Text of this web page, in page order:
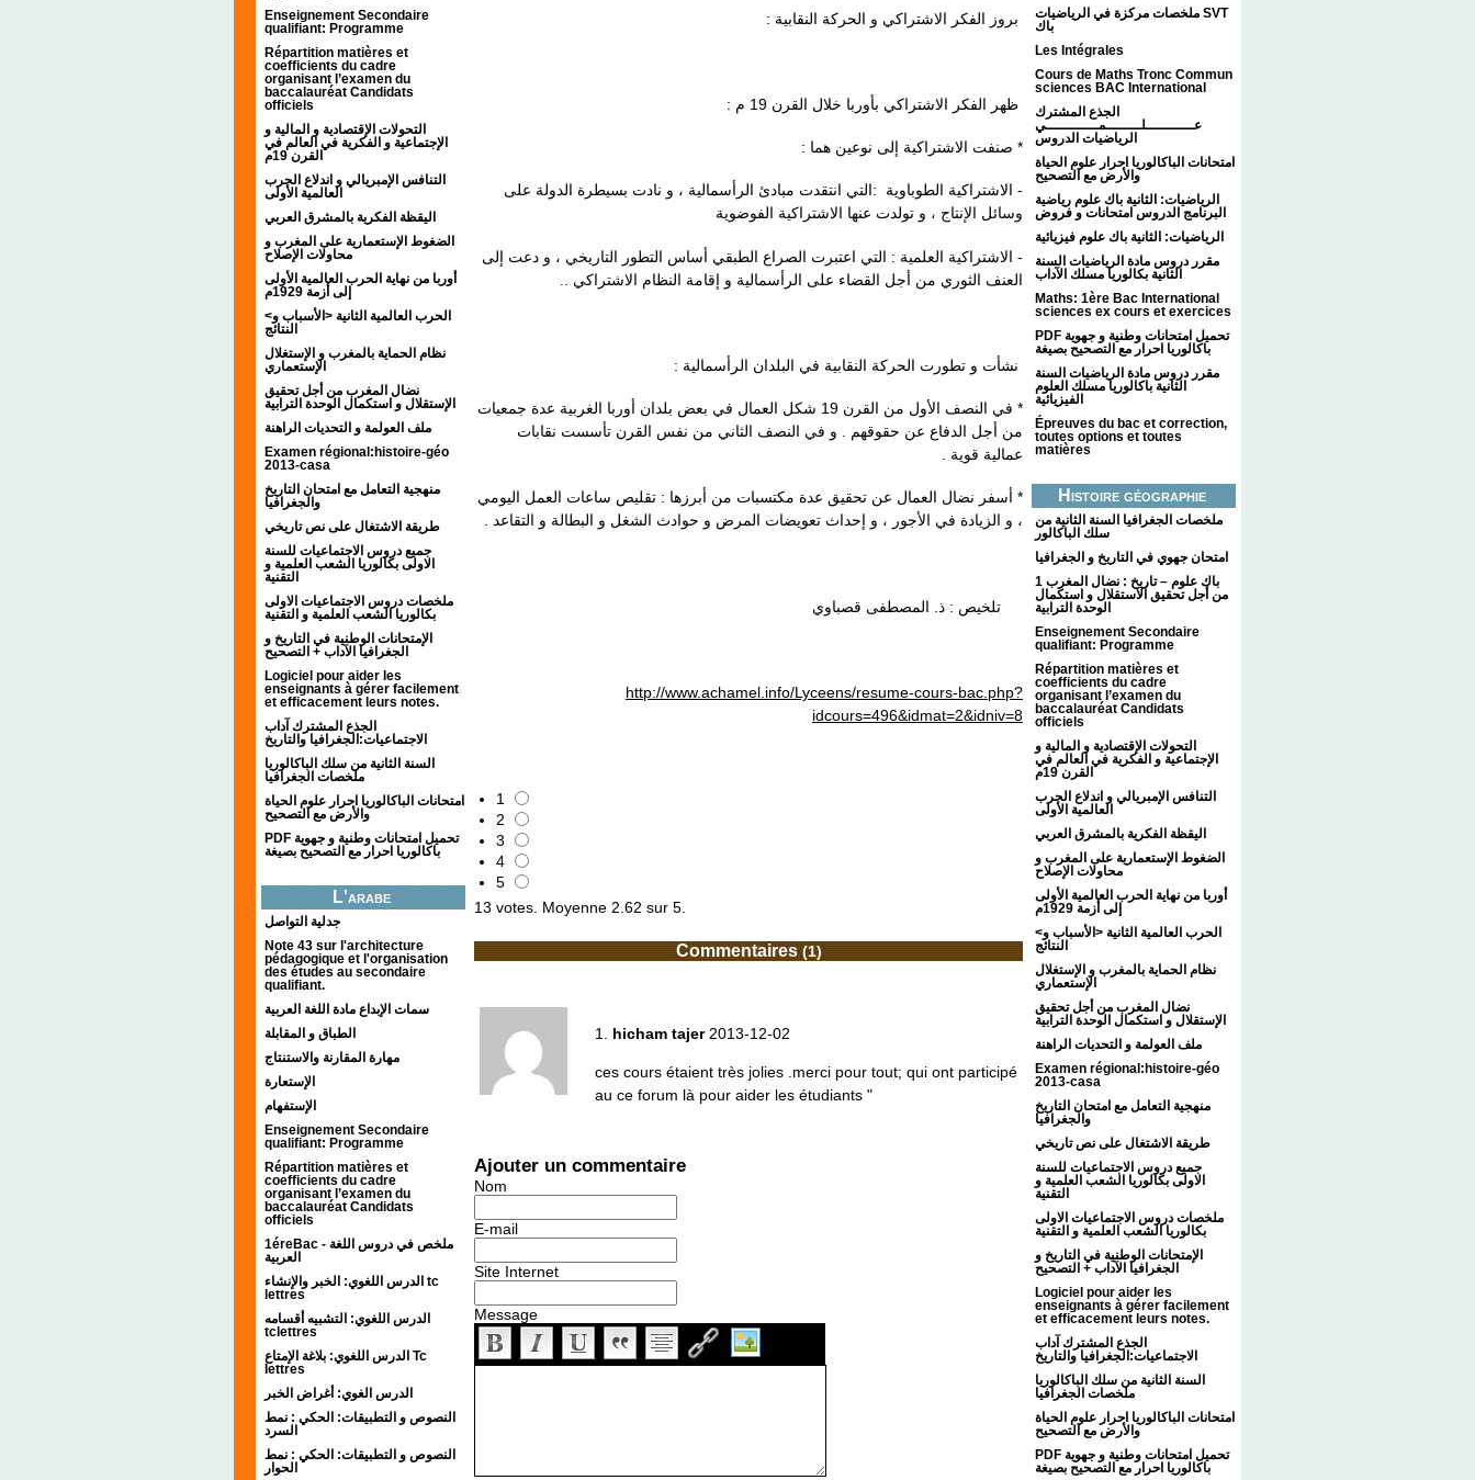
Enseignement Secondaire
qualifiant: Programme
Répartition matières et
coefficients du cadre
organisant l’examen du
baccalauréat Candidats
officiels
التحولات الإقتصادية و المالية و
الإجتماعية و الفكرية في العالم في
القرن 19م
التنافس الإمبريالي و اندلاع الحرب
العالمية الأولى
اليقظة الفكرية بالمشرق العربي
الضغوط الإستعمارية على المغرب و
محاولات الإصلاح
أوربا من نهاية الحرب العالمية الأولى
إلى أزمة 1929م
<الحرب العالمية الثانية <الأسباب و
النتائج
نظام الحماية بالمغرب و الإستغلال
الإستعماري
نضال المغرب من أجل تحقيق
الإستقلال و استكمال الوحدة الترابية
ملف العولمة و التحديات الراهنة
Examen régional:histoire-géo
2013-casa
منهجية التعامل مع امتحان التاريخ
والجغرافيا
طريقة الاشتغال على نص تاريخي
جميع دروس الاجتماعيات للسنة
الاولى بكالوريا الشعب العلمية و
التقنية
ملخصات دروس الاجتماعيات الاولى
بكالوريا الشعب العلمية و التقنية
الإمتحانات الوطنية في التاريخ و
الجغرافيا الآداب + التصحيح
Logiciel pour aider les
enseignants à gérer facilement
et efficacement leurs notes.
الجذع المشترك آداب
الاجتماعيات:الجغرافيا والتاريخ
السنة الثانية من سلك الباكالوريا
ملخصات الجغرافيا
امتحانات الباكالوريا احرار علوم الحياة
والأرض مع التصحيح
PDF تحميل امتحانات وطنية و جهوية
باكالوريا احرار مع التصحيح بصيغة
L'arabe
جدلية التواصل
Note 43 sur l'architecture
pédagogique et l'organisation
des études au secondaire
qualifiant.
سمات الإبداع مادة اللغة العربية
الطباق و المقابلة
مهارة المقارنة والاستنتاج
الإستعارة
الإستفهام
Enseignement Secondaire
qualifiant: Programme
Répartition matières et
coefficients du cadre
organisant l’examen du
baccalauréat Candidats
officiels
1éreBac - ملخص في دروس اللغة
العربية
الدرس اللغوي: الخبر والإنشاء tc
lettres
الدرس اللغوي: التشبيه أقسامه
tclettres
الدرس اللغوي: بلاغة الإمتاع Tc
lettres
الدرس الغوي: أغراض الخبر
النصوص و التطبيقات: الحكي : نمط
السرد
النصوص و التطبيقات: الحكي : نمط
الحوار
ملخصات مركزة في الرياضيات SVT
باك
Les Intégrales
Cours de Maths Tronc Commun
sciences BAC International
الجذع المشترك
عـــــــــــلــــــــمــــــــــــي
الرياضيات الدروس
امتحانات الباكالوريا احرار علوم الحياة
والأرض مع التصحيح
الرياضيات: الثانية باك علوم رياضية
البرنامج الدروس امتحانات و فروض
الرياضيات: الثانية باك علوم فيزيائية
مقرر دروس مادة الرياضيات السنة
الثانية بكالوريا مسلك الآداب
Maths: 1ère Bac International
sciences ex cours et exercices
PDF تحميل امتحانات وطنية و جهوية
باكالوريا احرار مع التصحيح بصيغة
مقرر دروس مادة الرياضيات السنة
الثانية باكالوريا مسلك العلوم
الفيزيائية
Épreuves du bac et correction,
toutes options et toutes
matières
Histoire géographie
ملخصات الجغرافيا السنة الثانية من
سلك الباكالور
امتحان جهوي في التاريخ و الجغرافيا
1 باك علوم – تاريخ : نضال المغرب
من أجل تحقيق الاستقلال و استكمال
الوحدة الترابية
Enseignement Secondaire
qualifiant: Programme
Répartition matières et
coefficients du cadre
organisant l’examen du
baccalauréat Candidats
officiels
التحولات الإقتصادية و المالية و
الإجتماعية و الفكرية في العالم في
القرن 19م
التنافس الإمبريالي و اندلاع الحرب
العالمية الأولى
اليقظة الفكرية بالمشرق العربي
الضغوط الإستعمارية على المغرب و
محاولات الإصلاح
أوربا من نهاية الحرب العالمية الأولى
إلى أزمة 1929م
<الحرب العالمية الثانية <الأسباب و
النتائج
نظام الحماية بالمغرب و الإستغلال
الإستعماري
نضال المغرب من أجل تحقيق
الإستقلال و استكمال الوحدة الترابية
ملف العولمة و التحديات الراهنة
Examen régional:histoire-géo
2013-casa
منهجية التعامل مع امتحان التاريخ
والجغرافيا
طريقة الاشتغال على نص تاريخي
جميع دروس الاجتماعيات للسنة
الاولى بكالوريا الشعب العلمية و
التقنية
ملخصات دروس الاجتماعيات الاولى
بكالوريا الشعب العلمية و التقنية
الإمتحانات الوطنية في التاريخ و
الجغرافيا الآداب + التصحيح
Logiciel pour aider les
enseignants à gérer facilement
et efficacement leurs notes.
الجذع المشترك آداب
الاجتماعيات:الجغرافيا والتاريخ
السنة الثانية من سلك الباكالوريا
ملخصات الجغرافيا
امتحانات الباكالوريا احرار علوم الحياة
والأرض مع التصحيح
PDF تحميل امتحانات وطنية و جهوية
باكالوريا احرار مع التصحيح بصيغة
بروز الفكر الاشتراكي و الحركة النقابية :
ظهر الفكر الاشتراكي بأوربا خلال القرن 19 م :
* صنفت الاشتراكية إلى نوعين هما :
- الاشتراكية الطوباوية :التي انتقدت مبادئ الرأسمالية ، و نادت بسيطرة الدولة على
وسائل الإنتاج ، و تولدت عنها الاشتراكية الفوضوية
- الاشتراكية العلمية : التي اعتبرت الصراع الطبقي أساس التطور التاريخي ، و دعت إلى
العنف الثوري من أجل القضاء على الرأسمالية و إقامة النظام الاشتراكي ..
نشأت و تطورت الحركة النقابية في البلدان الرأسمالية :
* في النصف الأول من القرن 19 شكل العمال في بعض بلدان أوربا الغربية عدة جمعيات
من أجل الدفاع عن حقوقهم . و في النصف الثاني من نفس القرن تأسست نقابات
عمالية قوية .
* أسفر نضال العمال عن تحقيق عدة مكتسبات من أبرزها : تقليص ساعات العمل اليومي
، و الزيادة في الأجور ، و إحداث تعويضات المرض و حوادث الشغل و البطالة و التقاعد .
تلخيص : ذ. المصطفى قصباوي
http://www.achamel.info/Lyceens/resume-cours-bac.php?
idcours=496&idmat=2&idniv=8
1
2
3
4
5
13 votes. Moyenne 2.62 sur 5.
Commentaires (1)
1. hicham tajer 2013-12-02
ces cours étaient très jolies .merci pour tout; qui ont participé
au ce forum là pour aider les étudiants "
Ajouter un commentaire
Nom
E-mail
Site Internet
Message